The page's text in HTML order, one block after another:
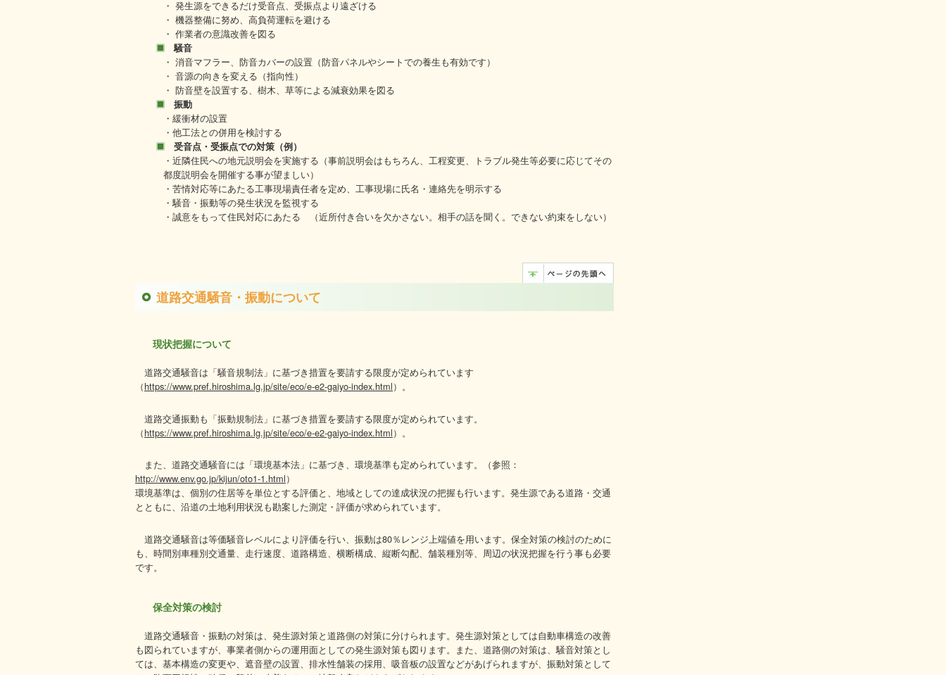
・ 発生源をできるだけ受音点、受振点より遠ざける
・ 機器整備に努め、高負荷運転を避ける
・ 作業者の意識改善を図る
騒音
・ 消音マフラー、防音カバーの設置（防音パネルやシートでの養生も有効です）
・ 音源の向きを変える（指向性）
・ 防音壁を設置する、樹木、草等による減衰効果を図る
振動
・緩衝材の設置
・他工法との併用を検討する
受音点・受振点での対策（例）
・近隣住民への地元説明会を実施する（事前説明会はもちろん、工程変更、トラブル発生等必要に応じてその
都度説明会を開催する事が望ましい）
・苦情対応等にあたる工事現場責任者を定め、工事現場に氏名・連絡先を明示する
・騒音・振動等の発生状況を監視する
・誠意をもって住民対応にあたる （近所付き合いを欠かさない。相手の話を聞く。できない約束をしない）
道路交通騒音・振動について
現状把握について
道路交通騒音は「騒音規制法」に基づき措置を要請する限度が定められています
（https://www.pref.hiroshima.lg.jp/site/eco/e-e2-gaiyo-index.html）。
道路交通振動も「振動規制法」に基づき措置を要請する限度が定められています。
（https://www.pref.hiroshima.lg.jp/site/eco/e-e2-gaiyo-index.html）。
また、道路交通騒音には「環境基本法」に基づき、環境基準も定められています。（参照：
http://www.env.go.jp/kijun/oto1-1.html）
環境基準は、個別の住居等を単位とする評価と、地域としての達成状況の把握も行います。発生源である道路・交通
とともに、沿道の土地利用状況も勘案した測定・評価が求められています。
道路交通騒音は等価騒音レベルにより評価を行い、振動は80％レンジ上端値を用います。保全対策の検討のために
も、時間別車種別交通量、走行速度、道路構造、横断構成、縦断勾配、舗装種別等、周辺の状況把握を行う事も必要
です。
保全対策の検討
道路交通騒音・振動の対策は、発生源対策と道路側の対策に分けられます。発生源対策としては自動車構造の改善
も図られていますが、事業者側からの運用面としての発生源対策も図ります。また、道路側の対策は、騒音対策とし
ては、基本構造の変更や、遮音壁の設置、排水性舗装の採用、吸音板の設置などがあげられますが、振動対策として